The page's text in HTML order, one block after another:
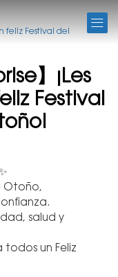
feliz Festival del
】¡Les
Festival
Otoño,
salud y
todos un Feliz